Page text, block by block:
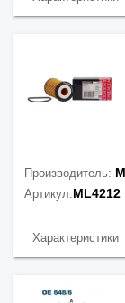
Производитель:
Артикул:ML4212
Характеристики